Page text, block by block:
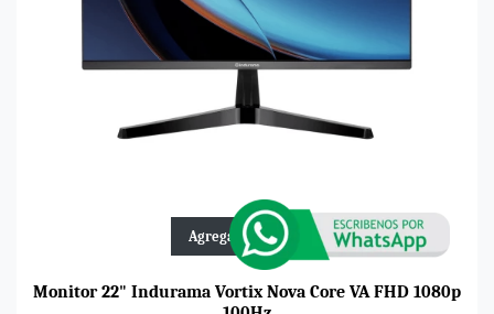
Agregar al carrito
Monitor 22" Indurama Vortix Nova Core VA FHD 1080p